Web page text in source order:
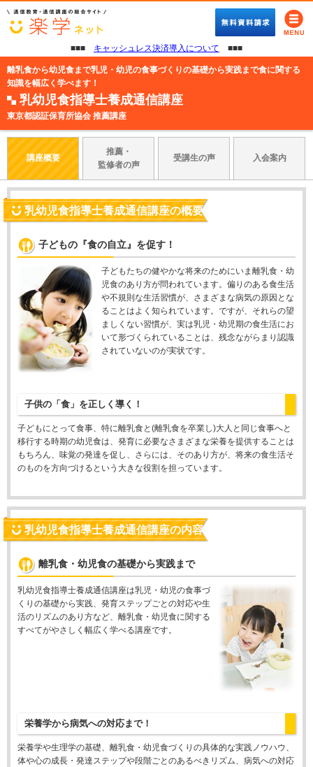
■■■ キャッシュレス決済導入について ■■■
離乳食から幼児食まで乳児・幼児の食事づくりの基礎から実践まで食に関する
知識を幅広く学べます！
乳幼児食指導士養成通信講座
東京都認証保育所協会 推薦講座
講座概要
推薦・
監修者の声
受講生の声 入会案内
乳幼児食指導士養成通信講座の概要
子どもの『食の自立』を促す！
子どもたちの健やかな将来のためにいま離乳食・幼
児食のあり方が問われています。偏りのある食生活
や不規則な生活習慣が、さまざまな病気の原因とな
ることはよく知られています。ですが、それらの望
ましくない習慣が、実は乳児・幼児期の食生活にお
いて形づくられていることは、残念ながらまり認識
されていないのが実状です。
子供の「食」を正しく導く！
子どもにとって食事、特に離乳食と(離乳食を卒業し)大人と同じ食事へと
移行する時期の幼児食は、発育に必要なさまざまな栄養を提供することは
もちろん、味覚の発達を促し、さらには、そのあり方が、将来の食生活そ
のものを方向づけるという大きな役割を担っています。
乳幼児食指導士養成通信講座の内容
離乳食・幼児食の基礎から実践まで
乳幼児食指導士養成通信講座は乳児・幼児の食事づ
くりの基礎から実践、発育ステップごとの対応や生
活のリズムのあり方など、離乳食・幼児食に関する
すべてがやさしく幅広く学べる講座です。
栄養学から病気への対応まで！
栄養学や生理学の基礎、離乳食・幼児食づくりの具体的な実践ノウハウ、
体や心の成長・発達ステップや段階ごとのあるべきリズム、病気への対応